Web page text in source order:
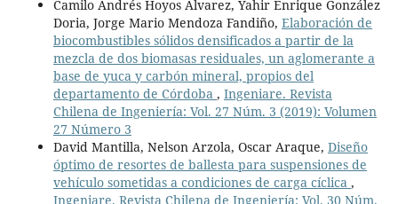
Camilo Andrés Hoyos Álvarez, Yahir Enrique González
Doria, Jorge Mario Mendoza Fandiño, Elaboración de
biocombustibles sólidos densificados a partir de la
mezcla de dos biomasas residuales, un aglomerante a
base de yuca y carbón mineral, propios del
departamento de Córdoba , Ingeniare. Revista
Chilena de Ingeniería: Vol. 27 Núm. 3 (2019): Volumen
27 Número 3
David Mantilla, Nelson Arzola, Oscar Araque, Diseño
óptimo de resortes de ballesta para suspensiones de
vehículo sometidas a condiciones de carga cíclica ,
Ingeniare. Revista Chilena de Ingeniería: Vol. 30 Núm.